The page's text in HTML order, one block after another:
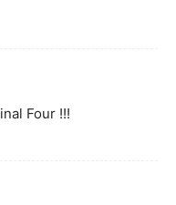
Four !!!